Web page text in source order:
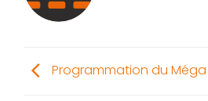
Programmation du Méga